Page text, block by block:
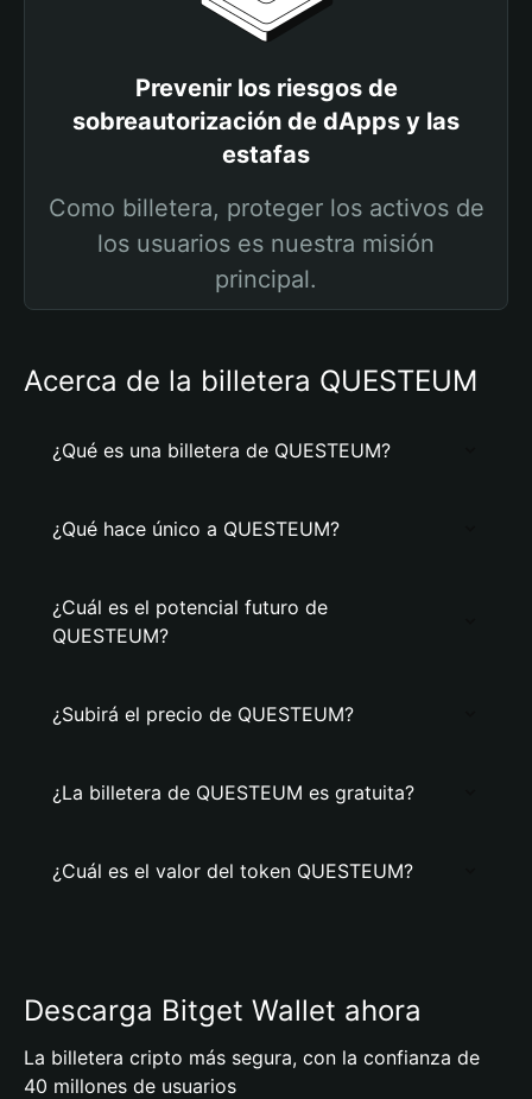
Prevenir los riesgos de
sobreautorización de dApps y las
estafas
Como billetera, proteger los activos de
los usuarios es nuestra misión
principal.
Acerca de la billetera QUESTEUM
¿Qué es una billetera de QUESTEUM?
¿Qué hace único a QUESTEUM?
¿Cuál es el potencial futuro de
QUESTEUM?
¿Subirá el precio de QUESTEUM?
¿La billetera de QUESTEUM es gratuita?
¿Cuál es el valor del token QUESTEUM?
Descarga Bitget Wallet ahora
La billetera cripto más segura, con la confianza de
40 millones de usuarios